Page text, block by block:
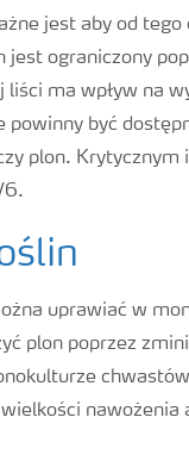
jest aby od
jest ograniczony
liści ma wpływ na
powinny być
plon.
uprawiać w
plon poprzez
nawożenia